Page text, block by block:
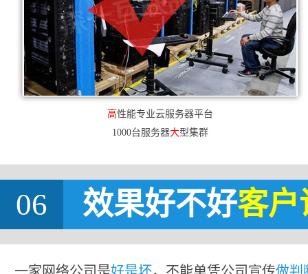
高性能专业云服务器平台
1000台服务器大型集群
06 效果好不好客户